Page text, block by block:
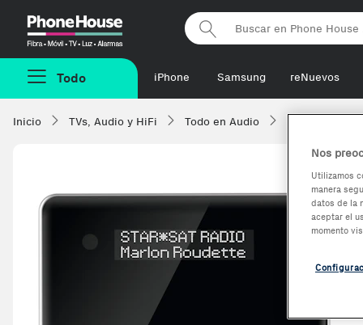
Phonehouse
Todo iPhone Samsung reNuevos
Inicio TVs, Audio y HiFi Todo en Audio
Nos
Utilizamos
manera
datos de la
aceptar el
momento